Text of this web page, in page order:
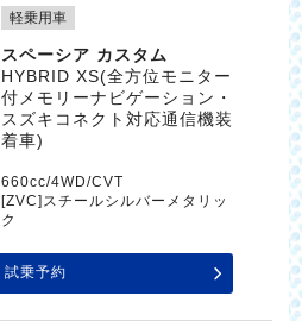
軽乗用車
スペーシア カスタム
HYBRID XS(全方位モニター
付メモリーナビゲーション・
スズキコネクト対応通信機装
着車)
660cc/4WD/CVT
[ZVC]スチールシルバーメタリッ
ク
試乗予約